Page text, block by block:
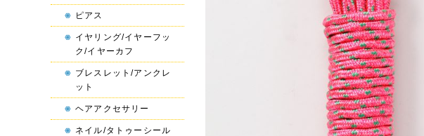
ピアス
イヤリング/イヤーフッ
ク/イヤーカフ
ブレスレット/アンクレ
ット
ヘアアクセサリー
ネイル/タトゥーシール